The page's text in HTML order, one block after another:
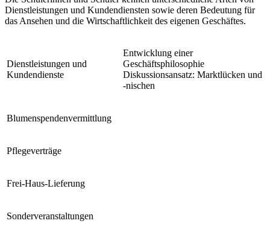
Dienstleistungen und Kundendiensten sowie deren Bedeutung für
das Ansehen und die Wirtschaftlichkeit des eigenen Geschäftes.
Dienstleistungen und
Kundendienste
Entwicklung einer
Geschäftsphilosophie
Diskussionsansatz: Marktlücken und
-nischen
Blumenspendenvermittlung
Pflegeverträge
Frei-Haus-Lieferung
Sonderveranstaltungen